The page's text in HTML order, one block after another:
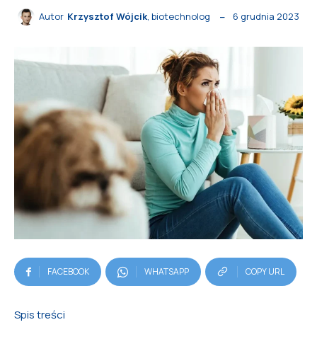
Autor Krzysztof Wójcik, biotechnolog 6 grudnia 2023
FACEBOOK WHATSAPP COPY URL
Spis treści